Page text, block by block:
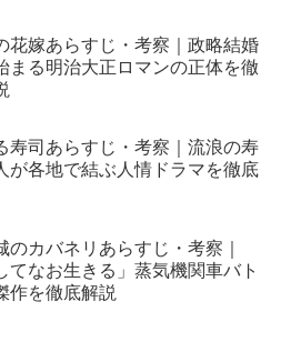
花嫁あらすじ・考察｜政略結婚
まる明治大正ロマンの正体を徹
寿司あらすじ・考察｜流浪の寿
が各地で結ぶ人情ドラマを徹底
のカバネリあらすじ・考察｜
てなお生きる」蒸気機関車バト
作を徹底解説